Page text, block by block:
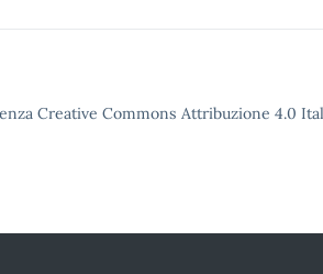
Creative Commons Attribuzione 4.0